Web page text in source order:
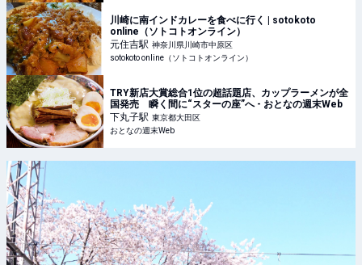
川崎に南インドカレーを食べに行く | sotokoto
online（ソトコトオンライン）
元住吉駅 神奈川県川崎市中原区
sotokoto online（ソトコトオンライン）
TRY新店大賞総合1位の超話題店、カップラーメンが全
国発売 瞬く間に“スターの座”へ - おとなの週末Web
下丸子駅 東京都大田区
おとなの週末Web